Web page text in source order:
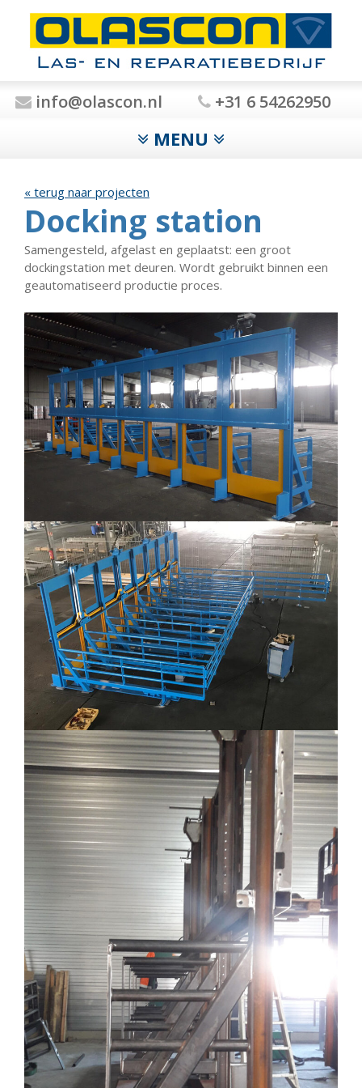
info@olascon.nl +31 6 54262950
MENU
« terug naar projecten
Docking station
Samengesteld, afgelast en geplaatst: een groot
dockingstation met deuren. Wordt gebruikt binnen een
geautomatiseerd productie proces.